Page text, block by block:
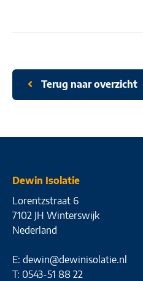
Terug naar overzicht
Dewin Isolatie
Lorentzstraat 6
7102 JH Winterswijk
Nederland
E: dewin@dewinisolatie.nl
T: 0543-51 88 22